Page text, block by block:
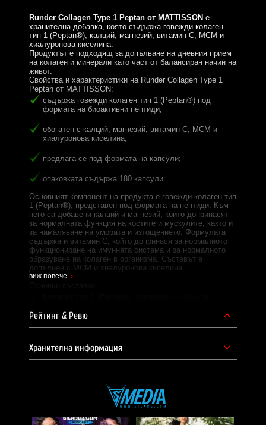
Runder Collagen Type 1 Peptan от MATTISSON е
хранителна добавка, която съдържа говежди колаген
тип 1 (Peptan®), калций, магнезий, витамин C, МСМ и
хиалуронова киселина.
Продуктът е подходящ за допълване на дневния прием
на колаген и минерали като част от балансиран начин на
живот.
Свойства и характеристики на Runder Collagen Type 1
Peptan от MATTISSON:
съдържа говежди колаген тип 1 (Peptan®) под
формата на биоактивни пептиди;
обогатен с калций, магнезий, витамин C, МСМ и
хиалуронова киселина;
предлага се под формата на капсули;
опаковката съдържа 180 капсули.
Основният компонент на продукта е говежди колаген тип
1 (Peptan®), представен под формата на пептиди. Към
него са добавени калций и магнезий, които допринасят
за нормалната функция на костите и мускулите, както и
за намаляване на умората и изтощението. Формулата
съдържа и витамин C, който допринася за нормалното
функциониране на имунната система и за нормалното
образуване на колаген в организма. Съставът е
допълнен с МСМ и хиалуронова киселина.
МСМ (метилсулфонилметан)
Магнезий (цитрат)— 97 мг;
Хиалуронова киселина— над 1 мг.
виж повече
Рейтинг & Ревю
Хранителна информация